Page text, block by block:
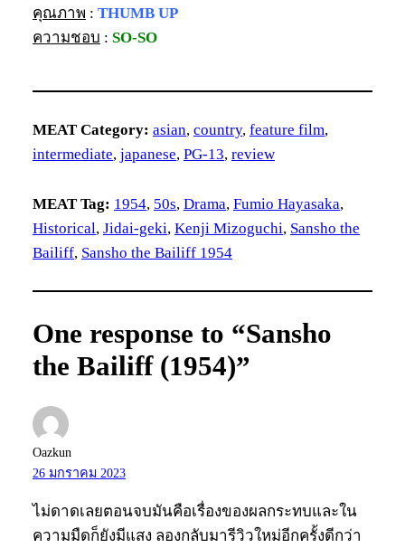
คุณภาพ : THUMB UP
ความชอบ : SO-SO
MEAT Category: asian, country, feature film
intermediate, japanese, PG-13, review
MEAT Tag: 1954, 50s, Drama, Fumio Hayasaka
Historical, Jidai-geki, Kenji Mizoguchi, Sansho the
Bailiff, Sansho the Bailiff 1954
One response to “Sansho
the Bailiff (1954)”
Oazkun
26 มกราคม 2023
ไม่ดาดเลยตอนจบมันคือเรื่องของผลกระทบและใน
ความมืดก็ยังมีแสง ลองกลับมารีวิวใหม่อีกครั้งดีกว่า